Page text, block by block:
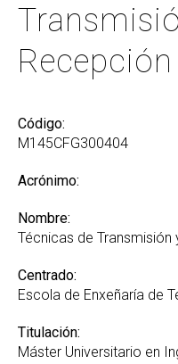
Código:
M145CFG300404
Acrónimo:
Nombre:
Técnicas de
Centrado:
Escola de Enxeñaría de
Titulación:
Máster Universitario en